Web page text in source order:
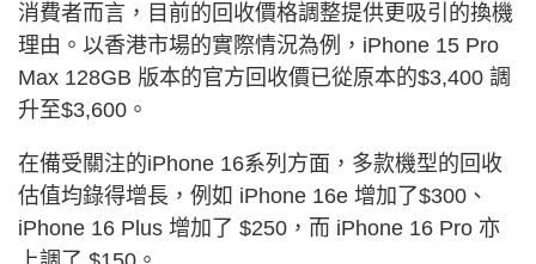
消費者而言，目前的回收價格調整提供更吸引的換機
理由。以香港市場的實際情況為例，iPhone 15 Pro
Max 128GB 版本的官方回收價已從原本的$3,400 調
升至$3,600。
在備受關注的iPhone 16系列方面，多款機型的回收
估值均錄得增長，例如 iPhone 16e 增加了$300、
iPhone 16 Plus 增加了 $250，而 iPhone 16 Pro 亦